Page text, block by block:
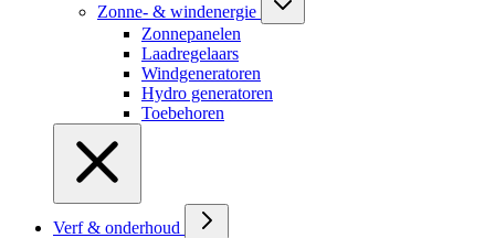
Zonne- & windenergie
Zonnepanelen
Laadregelaars
Windgeneratoren
Hydro generatoren
Toebehoren
Verf & onderhoud